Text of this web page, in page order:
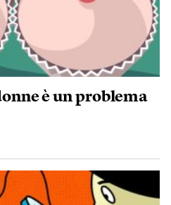
è un problema